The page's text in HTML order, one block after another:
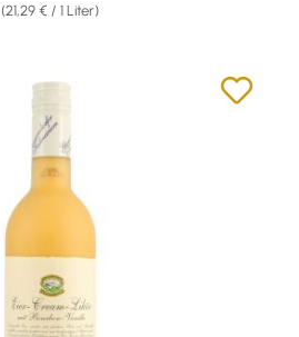
(21,29 € / 1 Liter)